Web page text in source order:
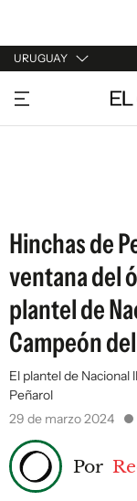
URUGUAY
URUGUAY
ARGENTINA
Hinchas de
ventana del
plantel de
Campeón
El plantel de Nacional
Peñarol
29 de marzo 2024
Por